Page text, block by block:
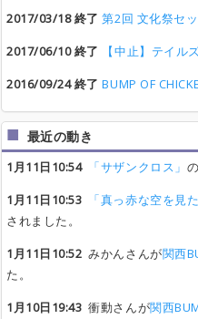
2017/03/18 終了 第2回 文化祭セ
2017/06/10 終了
【中止】テイル
2016/09/24 終了 BUMP OF
最近の動き
1月11日10:54 「サザンクロス」
1月11日10:53
「真っ赤な空を見
されました。
1月11日10:52 みかんさんが関西
た。
1月10日19:43 衝動さんが関西